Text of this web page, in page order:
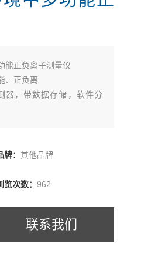
能正负离子测量仪
、正负离
器，带数据存储，软件分
实时观测。
牌： 其他品牌
览次数： 962
联系我们